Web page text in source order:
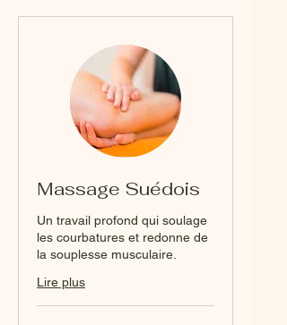
Massage Suédois
Un travail profond qui soulage
les courbatures et redonne de
la souplesse musculaire.
Lire plus